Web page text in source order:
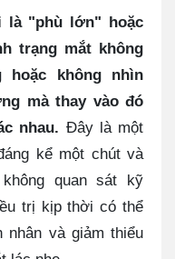
là "phù lớn" hoặc
trạng mắt không
không nhìn
mà thay vào đó
nhau. Đây là một
kể một chút và
quan sát kỹ
trị kịp thời có thể
nhân và giảm thiểu